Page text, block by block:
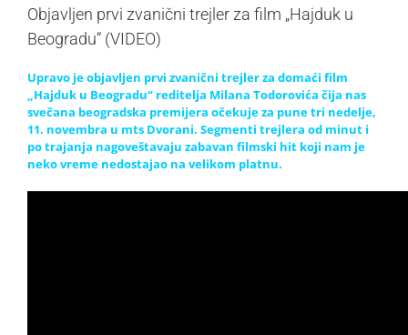
Objavljen prvi zvanični trejler za film „Hajduk u
Beogradu“ (VIDEO)
Upravo je objavljen prvi zvanični trejler za domaći film
„Hajduk u Beogradu“ reditelja Milana Todorovića čija nas
svečana beogradska premijera očekuje za pune tri nedelje,
11. novembra u mts Dvorani. Segmenti trejlera od minut i
po trajanja nagoveštavaju zabavan filmski hit koji nam je
neko vreme nedostajao na velikom platnu.